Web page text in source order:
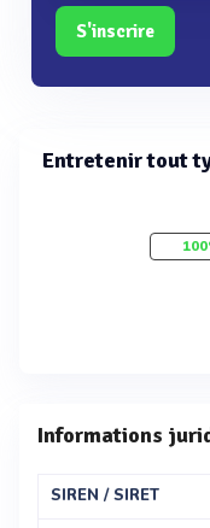
S'inscrire
Entretenir tout
Informations
SIREN / SIRET